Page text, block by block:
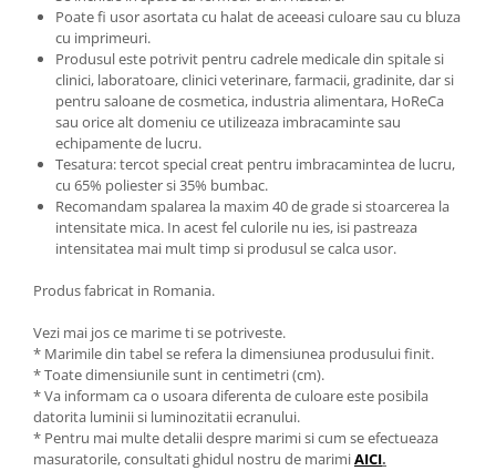
Poate fi usor asortata cu halat de aceeasi culoare sau cu bluza
cu imprimeuri.
Produsul este potrivit pentru cadrele medicale din spitale si
clinici, laboratoare, clinici veterinare, farmacii, gradinite, dar si
pentru saloane de cosmetica, industria alimentara, HoReCa
sau orice alt domeniu ce utilizeaza imbracaminte sau
echipamente de lucru.
Tesatura: tercot special creat pentru imbracamintea de lucru,
cu 65% poliester si 35% bumbac.
Recomandam spalarea la maxim 40 de grade si stoarcerea la
intensitate mica. In acest fel culorile nu ies, isi pastreaza
intensitatea mai mult timp si produsul se calca usor.
Produs fabricat in Romania.
Vezi mai jos ce marime ti se potriveste.
* Marimile din tabel se refera la dimensiunea produsului finit.
* Toate dimensiunile sunt in centimetri (cm).
* Va informam ca o usoara diferenta de culoare este posibila
datorita luminii si luminozitatii ecranului.
* Pentru mai multe detalii despre marimi si cum se efectueaza
masuratorile, consultati ghidul nostru de marimiAICI.